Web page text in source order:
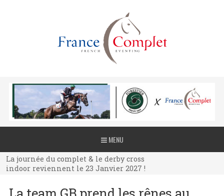
MENU
La journée du complet & le derby cross
indoor reviennent le 23 Janvier 2027 !
La journée du complet & le derby cross
indoor reviennent le 23 Janvier 2027 !
indoor reviennent le 23 Janvier 2027 !